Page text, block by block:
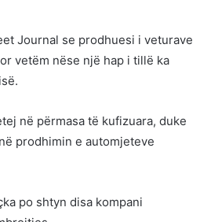
Journal se prodhuesi i veturave
vetëm nëse një hap i tillë ka
në përmasa të kufizuara, duke
prodhimin e automjeteve
po shtyn disa kompani